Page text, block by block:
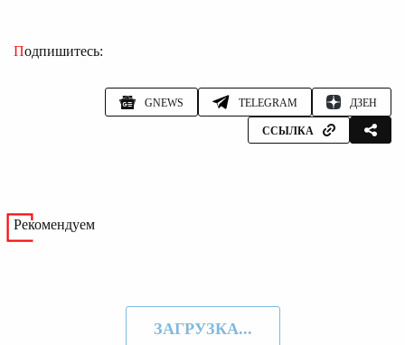
Подпишитесь:
GNEWS TELEGRAM ДЗЕН
ССЫЛКА
Рекомендуем
ЗАГРУЗКА...